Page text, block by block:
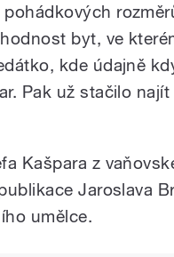
byt, ve
kde údajně
Pak už stačilo
Kašpara z
Jaroslava
umělce.